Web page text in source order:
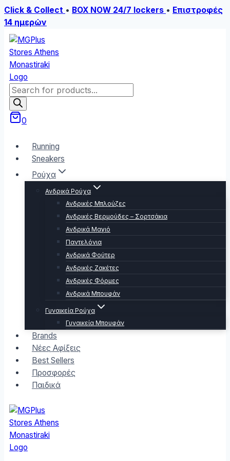
Click & Collect • BOX NOW 24/7 lockers • Επιστροφές
14 ημερών
Skip
to
content
Products
search
0
Running
Sneakers
Ρούχα
Ανδρικά Ρούχα
Ανδρικές Μπλούζες
Ανδρικές Βερμούδες – Σορτσάκια
Ανδρικά Μαγιό
Παντελόνια
Ανδρικά Φούτερ
Ανδρικές Ζακέτες
Ανδρικές Φόρμες
Ανδρικά Μπουφάν
Γυναικεία Ρούχα
Γυναικεία Μπουφάν
Brands
Νέες Αφίξεις
Best Sellers
Προσφορές
Παιδικά